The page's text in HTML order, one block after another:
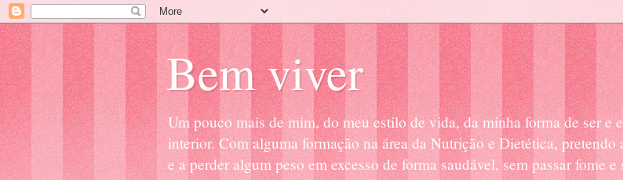
Bem viver
Um pouco mais de mim, do meu estilo de vida, da minha forma de ser e
interior. Com alguma formação na área da Nutrição e Dietética, pretendo
e a perder algum peso em excesso de forma saudável, sem passar fome